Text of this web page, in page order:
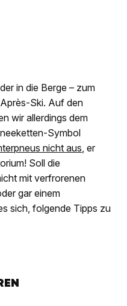
in die Berge – zum
Ski. Auf den
wir allerdings dem
Symbol
nicht aus, er
Soll die
mit verfrorenen
gar einem
sich, folgende Tipps zu